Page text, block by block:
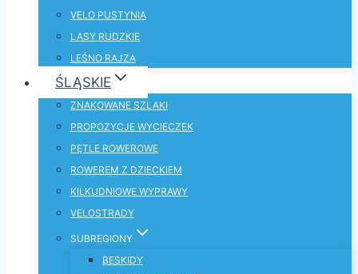
VELO PUSTYNIA
LASY RUDZKIE
LEŚNO RAJZA
ŚLĄSKIE
ZNAKOWANE SZLAKI
PROPOZYCJE WYCIECZEK
PĘTLE ROWEROWE
ROWEREM Z DZIECKIEM
KILKUDNIOWE WYPRAWY
VELOSTRADY
SUBREGIONY
BESKIDY